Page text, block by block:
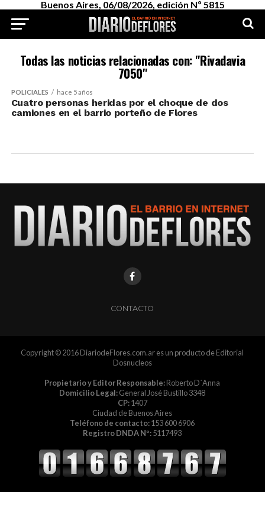
Buenos Aires, 06/08/2026, edición Nº 5815
Todas las noticias relacionadas con: "Rivadavia
7050"
POLICIALES hace 5 años
Cuatro personas heridas por el choque de dos
camiones en el barrio porteño de Flores
CONTACTO
Copyright © 2016 DiariodeFlores.com.ar es un producto de Editorial
Dosnucleos
Propietario y Editor Responsable:Roberto D´Anna
Domicilio Legal:General José Bustillo 3348
CP:1407
Ciudad de Buenos Aires
Teléfono de contacto:153 600 6906
Registro DNDA Nº:5117493